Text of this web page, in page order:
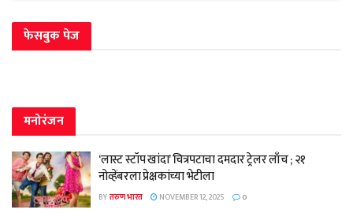
फेसबुक पेज
मनोरंजन
‘लास्ट स्टॉप खांदा’ चित्रपटाचा दमदार ट्रेलर लाँच ; २१
नोव्हेंबरला प्रेक्षकांच्या भेटीला
BYतरुण भारत NOVEMBER 12, 2025 0